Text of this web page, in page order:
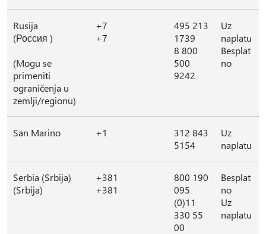
Rusija
(Россия )
(Mogu se
primeniti
ograničenja u
zemlji/regionu)
+7
+7
495 213
1739
8 800
500
9242
Uz
naplatu
Besplat
no
San Marino +1
312 843
5154
Uz
naplatu
Serbia (Srbija)
(Srbija)
+381
+381
800 190
095
(0)11
330 55
00
Besplat
no
Uz
naplatu